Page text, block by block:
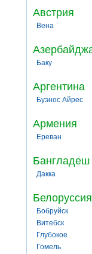
Австрия
Вена
Баку
Аргентина
Буэнос Айрес
Армения
Ереван
Бангладеш
Дакка
Белоруссия
Бобруйск
Витебск
Глубокое
Гомель